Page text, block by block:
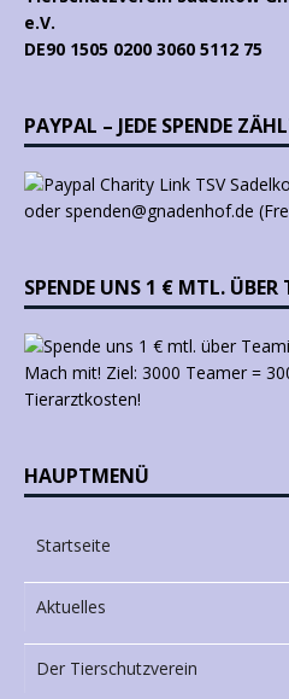
e.V.
DE90 1505 0200 3060 5112 75
PAYPAL – JEDE SPENDE
oder spenden@gnadenhof.de
SPENDE UNS 1 € MTL.
Mach mit! Ziel: 3000 Teamer =
Tierarztkosten!
HAUPTMENÜ
Startseite
Aktuelles
Der Tierschutzverein